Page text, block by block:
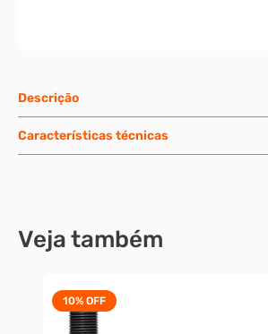
Descrição
Características técnicas
Veja também
10%OFF